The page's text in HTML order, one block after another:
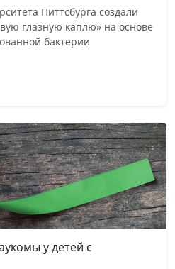
Питтсбурга создали
глазную каплю» на основе
бактерии
у детей с